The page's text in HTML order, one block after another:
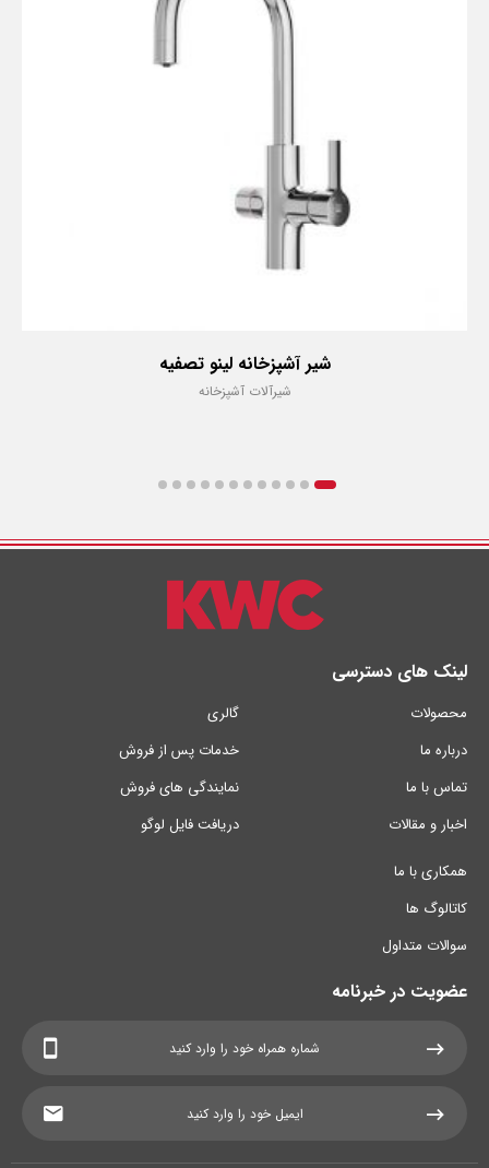
شیر آشپزخانه لینو تصفیه
شیرآلات آشپزخانه
لینک های دسترسی
محصولات
درباره ما
تماس با ما
اخبار و مقالات
گالری
خدمات پس از فروش
نمایندگی های فروش
دریافت فایل لوگو
همکاری با ما
کاتالوگ ها
سوالات متداول
عضویت در خبرنامه